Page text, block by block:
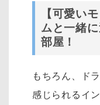
【可愛い
ムと一緒
部屋！
もちろん、ド
感じられるイ